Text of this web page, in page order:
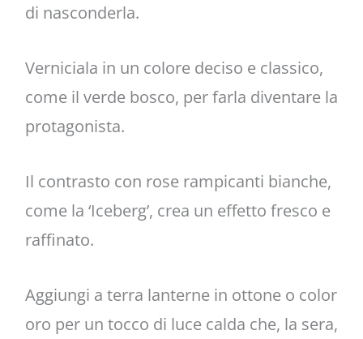
di nasconderla.
Verniciala in un colore deciso e classico,
come il verde bosco, per farla diventare la
protagonista.
Il contrasto con rose rampicanti bianche,
come la ‘Iceberg’, crea un effetto fresco e
raffinato.
Aggiungi a terra lanterne in ottone o color
oro per un tocco di luce calda che, la sera,